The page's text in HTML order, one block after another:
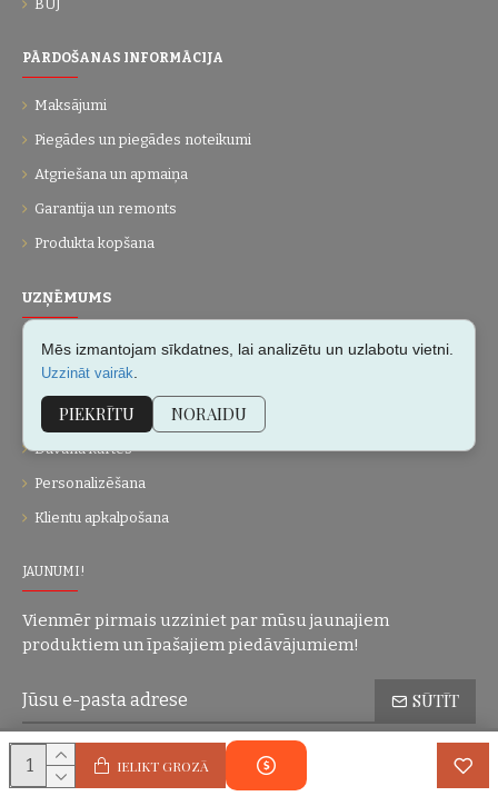
IELIKT GROZĀ
BUJ
PĀRDOŠANAS INFORMĀCIJA
Maksājumi
Piegādes un piegādes noteikumi
Atgriešana un apmaiņa
Garantija un remonts
Produkta kopšana
UZŅĒMUMS
Par mums
Kontakti
Vietnes karte
Dāvanu kartes
Personalizēšana
Klientu apkalpošana
JAUNUMI!
Vienmēr pirmais uzziniet par mūsu jaunajiem
produktiem un īpašajiem piedāvājumiem!
SŪTĪT
Esmu iepazinies(-usies) ar sadaļu Konfidencialitātes politika
piekrītu visiem minētajiem noteikumiem
Mēs izmantojam sīkdatnes, lai analizētu un uzlabotu vietni.
Uzzināt vairāk
PIEKRĪTU NORAIDU